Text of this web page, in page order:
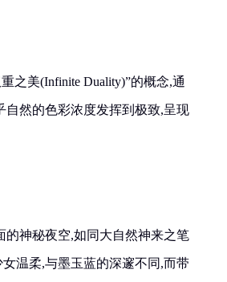
之美(Infinite Duality)”的概念,通
然的色彩浓度发挥到极致,呈现
神秘夜空,如同大自然神来之笔
温柔,与墨玉蓝的深邃不同,而带